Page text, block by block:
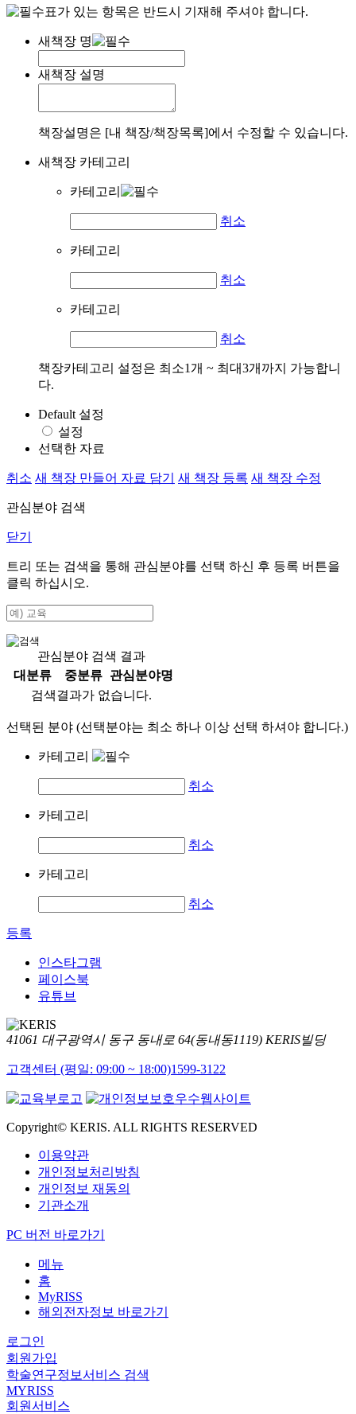
표가 있는 항목은 반드시 기재해 주셔야 합니다.
새책장 명
새책장 설명
책장설명은 [내 책장/책장목록]에서 수정할 수 있습니다.
새책장 카테고리
카테고리
취소
카테고리
취소
카테고리
취소
책장카테고리 설정은 최소1개 ~ 최대3개까지 가능합니
다.
Default 설정
설정
선택한 자료
취소 새 책장 만들어 자료 담기 새 책장 등록 새 책장 수정
관심분야 검색
닫기
트리 또는 검색을 통해 관심분야를 선택 하신 후 등록 버튼을
클릭 하십시오.
관심분야 검색 결과
대분류
중분류
관심분야명
검색결과가 없습니다.
선택된 분야 (선택분야는 최소 하나 이상 선택 하셔야 합니다.)
카테고리
취소
카테고리
취소
카테고리
취소
등록
인스타그램
페이스북
유튜브
41061 대구광역시 동구 동내로 64(동내동1119) KERIS빌딩
고객센터 (평일: 09:00 ~ 18:00)1599-3122
Copyright© KERIS. ALL RIGHTS RESERVED
이용약관
개인정보처리방침
개인정보 재동의
기관소개
PC 버전 바로가기
메뉴
홈
MyRISS
해외전자정보 바로가기
로그인
회원가입
학술연구정보서비스 검색
MYRISS
회원서비스